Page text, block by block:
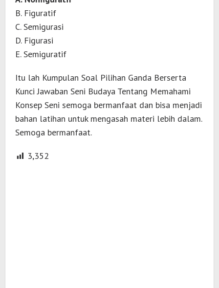
B. Figuratif
C. Semigurasi
D. Figurasi
E. Semiguratif
Itu lah Kumpulan Soal Pilihan Ganda Berserta
Kunci Jawaban Seni Budaya Tentang Memahami
Konsep Seni semoga bermanfaat dan bisa menjadi
bahan latihan untuk mengasah materi lebih dalam.
Semoga bermanfaat.
3,352